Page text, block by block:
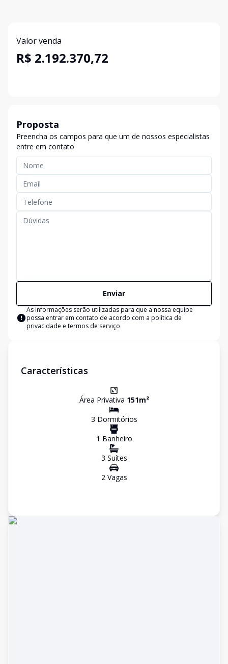
Valor venda
R$ 2.192.370,72
Proposta
Preencha os campos para que um de nossos especialistas
entre em contato
Enviar
As informações serão utilizadas para que a nossa equipe
possa entrar em contato de acordo com a política de
privacidade e termos de serviço
Características
Área Privativa 151m²
3 Dormitórios
1 Banheiro
3 Suítes
2Vagas